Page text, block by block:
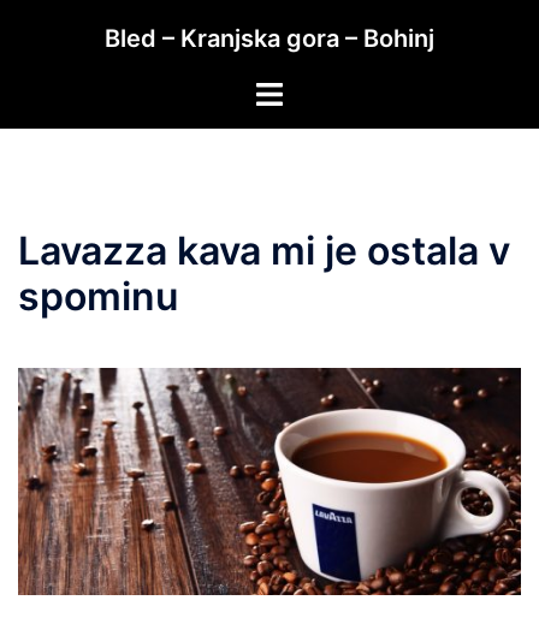
Bled – Kranjska gora – Bohinj
Toggle
Lavazza kava mi je ostala v
spominu